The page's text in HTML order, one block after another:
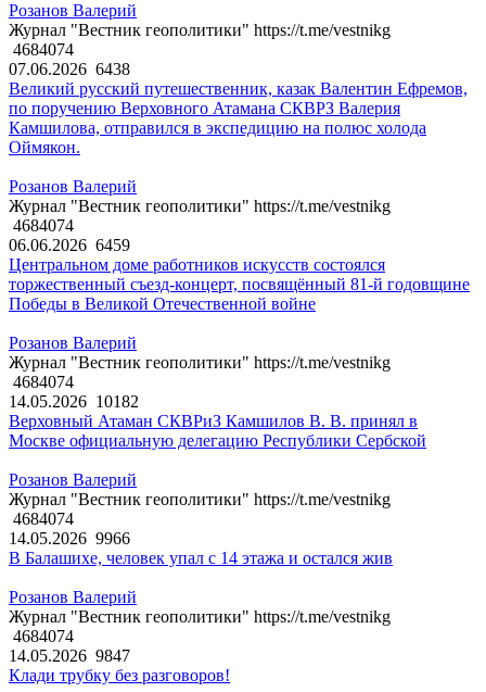
Розанов Валерий
Журнал "Вестник геополитики" https://t.me/vestnikg
4684074
07.06.2026 6438
Великий русский путешественник, казак Валентин Ефремов,
по поручению Верховного Атамана СКВРЗ Валерия
Камшилова, отправился в экспедицию на полюс холода
Оймякон.
Розанов Валерий
Журнал "Вестник геополитики" https://t.me/vestnikg
4684074
06.06.2026 6459
Центральном доме работников искусств состоялся
торжественный съезд-концерт, посвящённый 81-й годовщине
Победы в Великой Отечественной войне
Розанов Валерий
Журнал "Вестник геополитики" https://t.me/vestnikg
4684074
14.05.2026 10182
Верховный Атаман СКВРиЗ Камшилов В. В. принял в
Москве официальную делегацию Республики Сербской
Розанов Валерий
Журнал "Вестник геополитики" https://t.me/vestnikg
4684074
14.05.2026 9966
В Балашихе, человек упал с 14 этажа и остался жив
Розанов Валерий
Журнал "Вестник геополитики" https://t.me/vestnikg
4684074
14.05.2026 9847
Клади трубку без разговоров!